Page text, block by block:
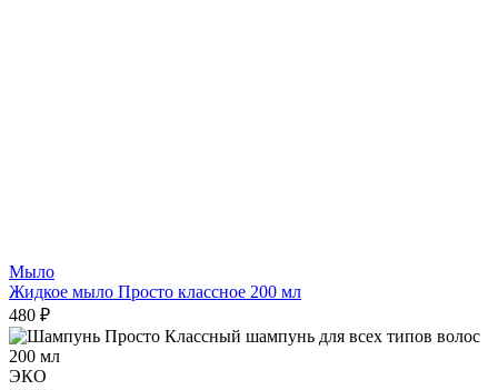
Мыло
Жидкое мыло Просто классное 200 мл
480 ₽
ЭКО